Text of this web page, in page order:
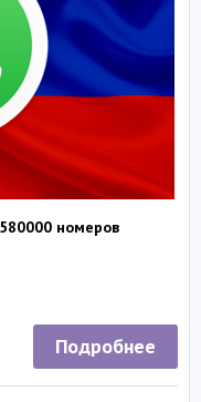
номеров
Подробнее